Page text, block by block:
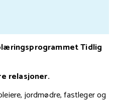
Tidlig
relasjoner.
jordmødre, fastleger og